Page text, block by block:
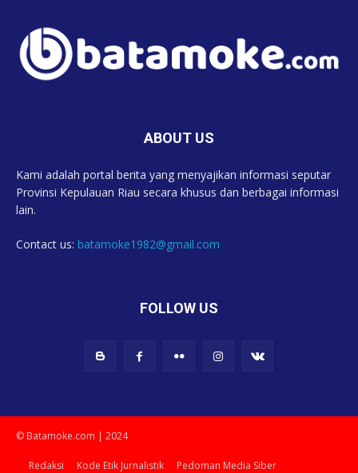
ABOUT US
Kami adalah portal berita yang menyajikan informasi seputar
Provinsi Kepulauan Riau secara khusus dan berbagai informasi
lain.
Contact us: batamoke1982@gmail.com
FOLLOW US
© Batamoke.com | 2024
Redaksi Kode Etik Jurnalistik Pedoman Media Siber